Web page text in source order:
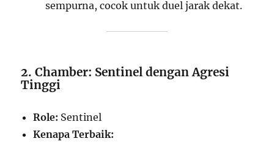
sempurna, cocok untuk duel jarak dekat.
2. Chamber: Sentinel dengan Agresi
Tinggi
Role: Sentinel
Kenapa Terbaik: